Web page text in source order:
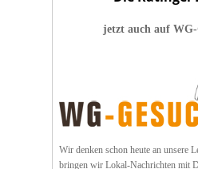
jetzt auch auf WG-
Wir denken schon heute an unsere
bringen wir Lokal-Nachrichten mit